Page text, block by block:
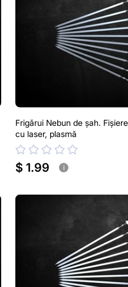
Frigărui Nebun de șah.
cu laser, plasmă
$ 1.99 i